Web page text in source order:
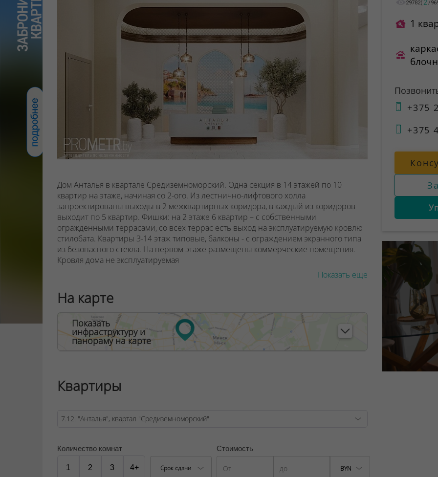
Дом Анталья в квартале Средиземноморский. Одна секция в 14 этажей по 10
квартир на этаже, начиная со 2-ого. Из лестнично-лифтового холла
запроектированы выходы в 2 межквартирных коридора, в каждый из коридоров
выходит по 5 квартир. Фишки: на 2 этаже 6 квартир – с собственными
огражденными террасами, со всех террас есть выход на эксплуатируемую кровлю
стилобата. Квартиры 3-14 этаж типовые, балконы - с ограждением экранного типа
из безопасного стекла. На первом этаже размещены коммерческие помещения.
Кровля дома не эксплуатируемая
ООО "Твоя столицаконсалт", УНП 190285638, лицензия №02240/129 от 06.09.06г.
Договор на оказание риэлтерских услуг № 447/6, от 04.09.2025
Показать еще
На карте
Показать
инфраструктуру и
панораму на карте
Квартиры
Количество комнат
1 2 3 4+ Срок сдачи
Стоимость
BYN
29782( 2 /
1
+375
+375